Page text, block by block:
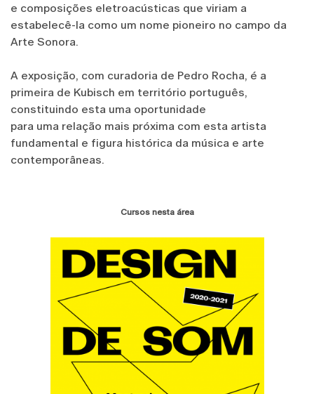
e composições eletroacústicas que viriam a
estabelecê-la como um nome pioneiro no campo da
Arte Sonora.
A exposição, com curadoria de Pedro Rocha, é a
primeira de Kubisch em território português,
constituindo esta uma oportunidade
para uma relação mais próxima com esta artista
fundamental e figura histórica da música e arte
contemporâneas.
Cursos nesta área